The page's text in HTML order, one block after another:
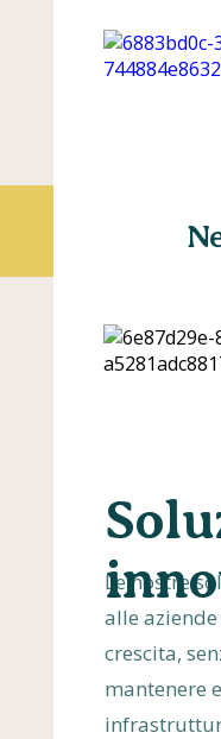
Le nostre
alle
crescita,
mantenere